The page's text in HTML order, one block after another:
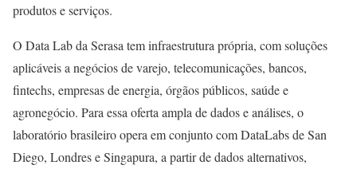
produtos e serviços.
O Data Lab da Serasa tem infraestrutura própria, com soluções
aplicáveis a negócios de varejo, telecomunicações, bancos,
fintechs, empresas de energia, órgãos públicos, saúde e
agronegócio. Para essa oferta ampla de dados e análises, o
laboratório brasileiro opera em conjunto com DataLabs de San
Diego, Londres e Singapura, a partir de dados alternativos,